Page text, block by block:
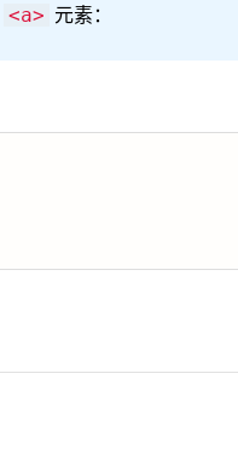
<a> 元素：